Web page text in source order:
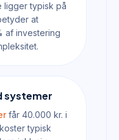
ligger typisk på
at
af investering
systemer
får 40.000 kr. i
typisk